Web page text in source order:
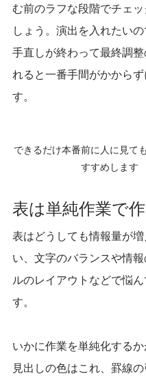
む前のラフな段階でチェッ
しょう。演出を入れたいの
手直しが終わって最終調
れると一番手間がかからず
す。
できるだけ本番前に人に見て
すすめします
表は単純作業で
表はどうしても情報量が増
い、文字のバランスや情
ルのレイアウトなどで悩ん
す。
いかに作業を単純化するか
見出しの色はこれ、罫線